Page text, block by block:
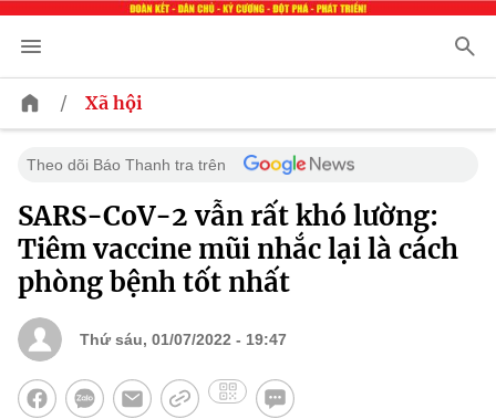
/ Xã hội
Theo dõi Báo Thanh tra trên
SARS-CoV-2 vẫn rất khó lường:
Tiêm vaccine mũi nhắc lại là cách
phòng bệnh tốt nhất
Thứ sáu, 01/07/2022 - 19:47